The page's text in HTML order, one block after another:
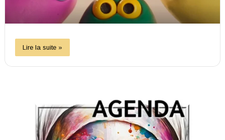
Lire la suite »